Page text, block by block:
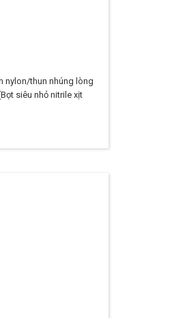
nylon/thun nhúng lòng
siêu nhỏ nitrile xịt